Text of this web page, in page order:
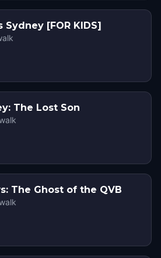
Sydney [FOR KIDS]
The Lost Son
The Ghost of the QVB